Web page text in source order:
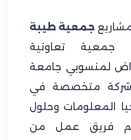
جمعية طيبة
تعاونية
لمنسوبي جامعة
متخصصة في
المعلومات وحلول
فريق عمل من